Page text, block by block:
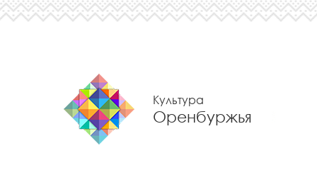
Культура
Оренбуржья